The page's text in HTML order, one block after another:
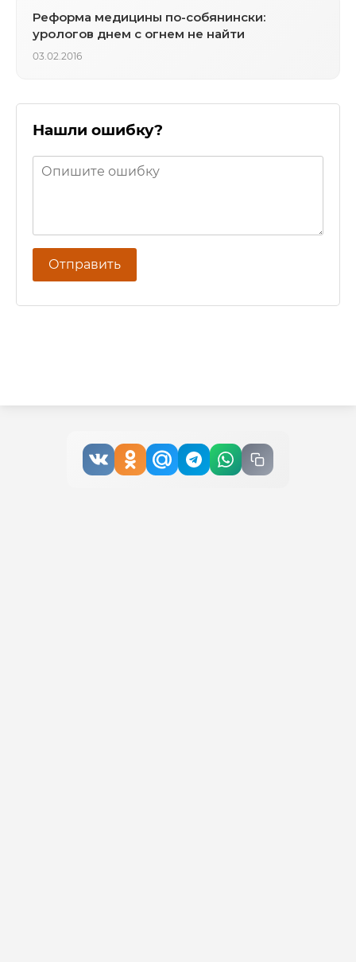
Реформа медицины по-собянински:
урологов днем с огнем не найти
03.02.2016
Нашли ошибку?
Отправить